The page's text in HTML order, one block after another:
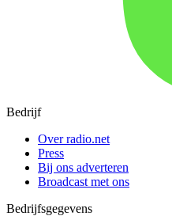
Bedrijf
Over radio.net
Press
Bij ons adverteren
Broadcast met ons
Bedrijfsgegevens